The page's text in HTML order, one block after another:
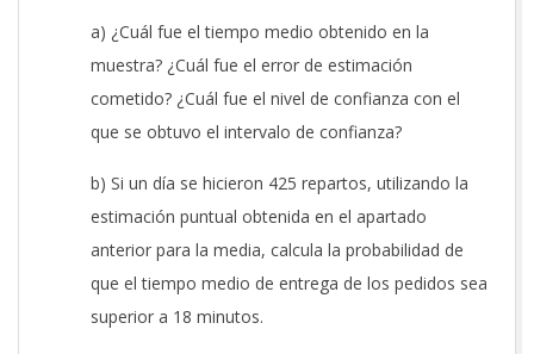
a) ¿Cuál fue el tiempo medio obtenido en la
muestra? ¿Cuál fue el error de estimación
cometido? ¿Cuál fue el nivel de confianza con el
que se obtuvo el intervalo de confianza?
b) Si un día se hicieron 425 repartos, utilizando la
estimación puntual obtenida en el apartado
anterior para la media, calcula la probabilidad de
que el tiempo medio de entrega de los pedidos sea
superior a 18 minutos.